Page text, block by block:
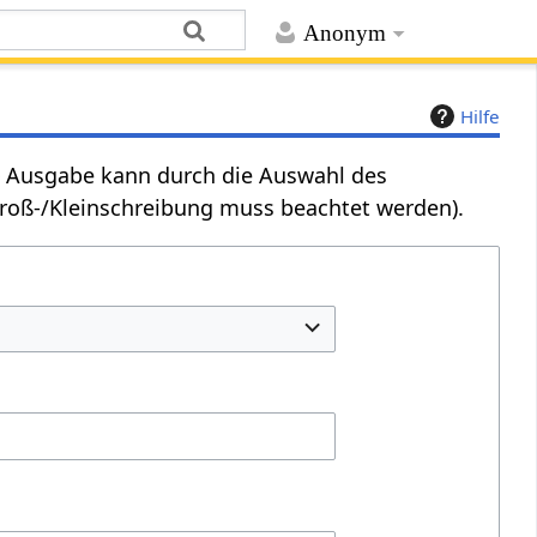
Anonym
Hilfe
kann durch die Auswahl des
Kleinschreibung muss beachtet werden).